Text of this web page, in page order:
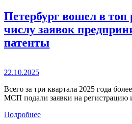
Петербург вошел в топ
числу заявок
патенты
22.10.2025
Всего за три квартала 2025 года
МСП подали заявки на регистрацию
Подробнее